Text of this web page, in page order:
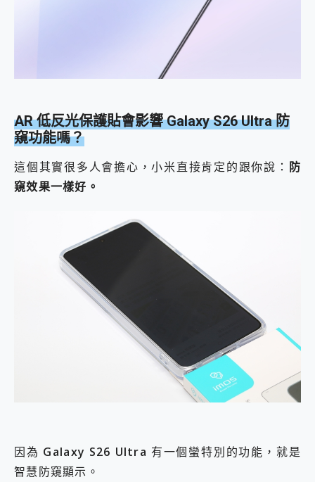
AR 低反光保護貼會影響 Galaxy S26 Ultra 防
窺功能嗎？
這個其實很多人會擔心，小米直接肯定的跟你說： 防
窺效果一樣好。
因為 Galaxy S26 Ultra 有一個蠻特別的功能，就是
智慧防窺顯示。